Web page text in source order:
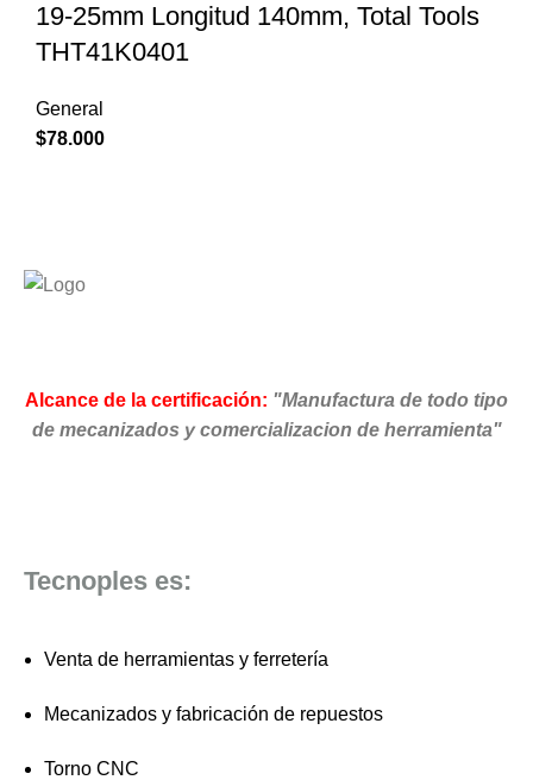
19-25mm Longitud 140mm, Total Tools
THT41K0401
General
$78.000
Alcance de la certificación: "Manufactura de todo tipo
de mecanizados y comercializacion de herramienta"
Tecnoples es:
Venta de herramientas y ferretería
Mecanizados y fabricación de repuestos
Torno CNC